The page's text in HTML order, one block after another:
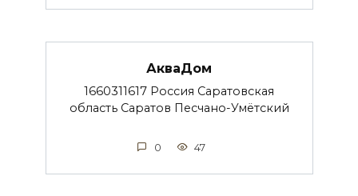
АкваДом
1660311617 Россия Саратовская
область Саратов Песчано-Умётский
0 47